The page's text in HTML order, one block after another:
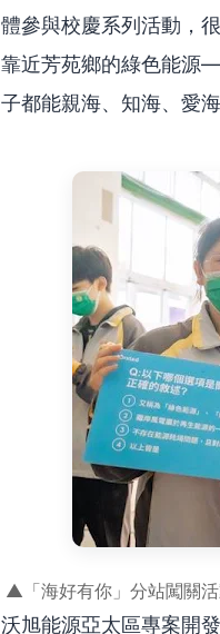
體參與校慶系列活動，
靠近芳苑鄉的綠色能源
子都能親海、知海、愛海
▲「海好有你」分站闖關活
沃旭能源亞太區專案開